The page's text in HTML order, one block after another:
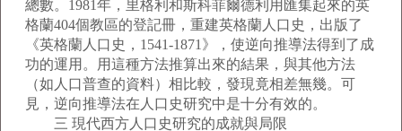
總數。1981年，里格利和斯科菲爾德利用匯集起來的英
格蘭404個教區的登記冊，重建英格蘭人口史，出版了
《英格蘭人口史，1541-1871》，使逆向推導法得到了成
功的運用。用這種方法推算出來的結果，與其他方法
（如人口普查的資料）相比較，發現竟相差無幾。可
見，逆向推導法在人口史研究中是十分有效的。
三 現代西方人口史研究的成就與局限